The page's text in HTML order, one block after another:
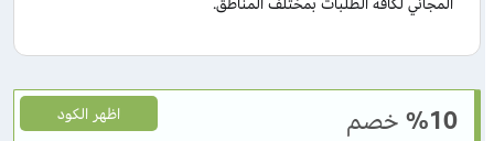
%10 خصم اظهر الكود